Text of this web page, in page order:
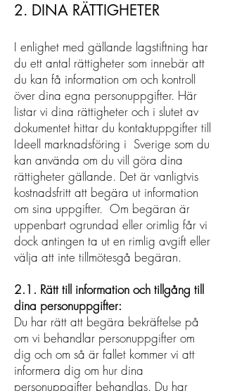
2. DINA RÄTTIGHETER
I enlighet med gällande lagstiftning har
du ett antal rättigheter som innebär att
du kan få information om och kontroll
över dina egna personuppgifter. Här
listar vi dina rättigheter och i slutet av
dokumentet hittar du kontaktuppgifter till
Ideell marknadsföring i Sverige som du
kan använda om du vill göra dina
rättigheter gällande. Det är vanligtvis
kostnadsfritt att begära ut information
om sina uppgifter. Om begäran är
uppenbart ogrundad eller orimlig får vi
dock antingen ta ut en rimlig avgift eller
välja att inte tillmötesgå begäran.
2.1. Rätt till information och tillgång till
dina personuppgifter:
Du har rätt att begära bekräftelse på
om vi behandlar personuppgifter om
dig och om så är fallet kommer vi att
informera dig om hur dina
personuppgifter behandlas. Du har